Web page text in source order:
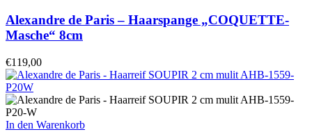
Alexandre de Paris – Haarspange „COQUETTE-
Masche“ 8cm
€119,00
In den Warenkorb